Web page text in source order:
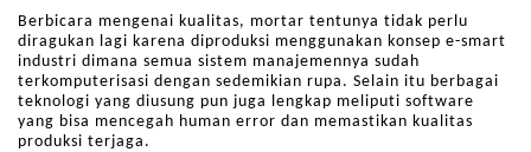
Berbicara mengenai kualitas, mortar tentunya tidak perlu
diragukan lagi karena diproduksi menggunakan konsep e-smart
industri dimana semua sistem manajemennya sudah
terkomputerisasi dengan sedemikian rupa. Selain itu berbagai
teknologi yang diusung pun juga lengkap meliputi software
yang bisa mencegah human error dan memastikan kualitas
produksi terjaga.